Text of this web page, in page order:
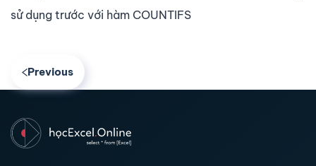
sử dụng trước với hàm COUNTIFS
Previous